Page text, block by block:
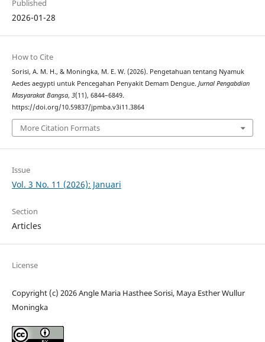
Published
2026-01-28
How to Cite
Sorisi, A. M. H., & Moningka, M. E. W. (2026). Pengetahuan tentang Nyamuk
Aedes aegypti untuk Pencegahan Penyakit Demam Dengue. Jurnal Pengabdian
Masyarakat Bangsa, 3(11), 6844–6849.
https://doi.org/10.59837/jpmba.v3i11.3864
More Citation Formats
Issue
Vol. 3 No. 11 (2026): Januari
Section
Articles
License
Copyright (c) 2026 Angle Maria Hasthee Sorisi, Maya Esther Wullur
Moningka